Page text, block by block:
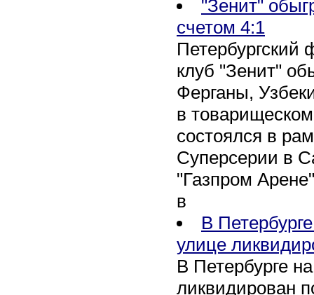
"Зенит"
счетом 4:1
Петербургский
клуб "Зенит"
Ферганы,
в
состоялся в
Суперсерии в
"Газпром
в
В
улице
В Петербурге
ликвидирован